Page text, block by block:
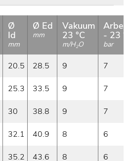
Ø
Id
mm
Ø Ed
mm
Vakuum
23 °C
m/H2O
- 23
bar
20.5 28.5 9 7
25.3 33.5 9 7
30 38.8 9 7
32.1 40.9 8 6
35.2 43.6 8 6